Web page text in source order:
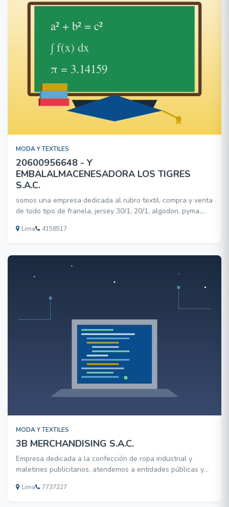
MODA Y TEXTILES
20600956648 - Y
EMBALALMACENESADORA LOS TIGRES
S.A.C.
somos una empresa dedicada al rubro textil, compra y venta
de todo tipo de franela, jersey 30/1, 20/1, algodon, pyma,
transporte, embalaje, le brindamos seguridad y puntualidad.
Lima 4158517
MODA Y TEXTILES
3B MERCHANDISING S.A.C.
Empresa dedicada a la confección de ropa industrial y
maletines publicitarios, atendemos a entidades públicas y
experiencia en el rubro, somos una alternativa para
Lima 7737227